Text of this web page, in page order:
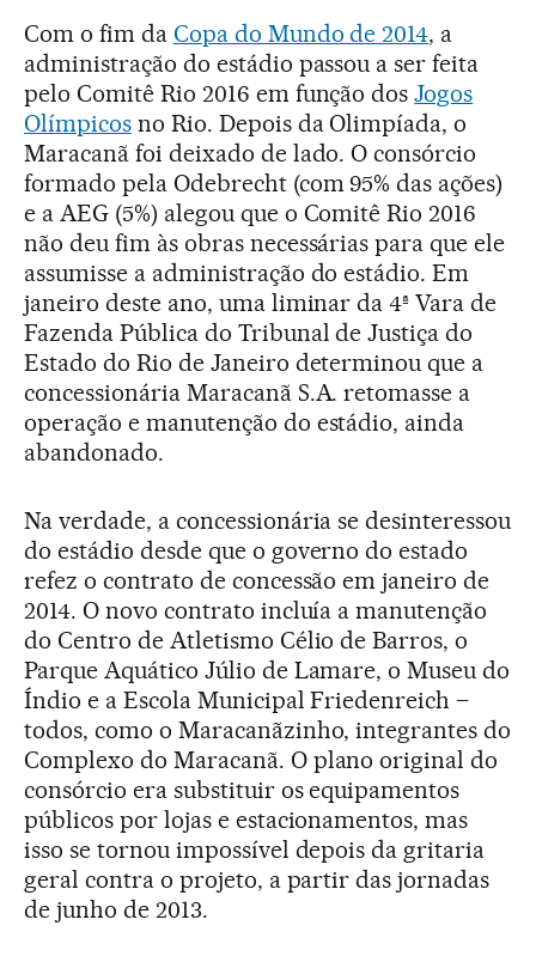
Com o fim da Copa do Mundo de 2014, a
administração do estádio passou a ser feita
pelo Comitê Rio 2016 em função dosJogos
Olímpicosno Rio. Depois da Olimpíada, o
Maracanã foi deixado de lado. O consórcio
formado pela Odebrecht (com 95% das ações)
e a AEG (5%) alegou que o Comitê Rio 2016
não deu fim às obras necessárias para que ele
assumisse a administração do estádio. Em
janeiro deste ano, uma liminar da 4ª Vara de
Fazenda Pública do Tribunal de Justiça do
Estado do Rio de Janeiro determinou que a
concessionária Maracanã S.A. retomasse a
operação e manutenção do estádio, ainda
abandonado.
Na verdade, a concessionária se desinteressou
do estádio desde que o governo do estado
refez o contrato de concessão em janeiro de
2014. O novo contrato incluía a manutenção
do Centro de Atletismo Célio de Barros, o
Parque Aquático Júlio de Lamare, o Museu do
Índio e a Escola Municipal Friedenreich –
todos, como o Maracanãzinho, integrantes do
Complexo do Maracanã. O plano original do
consórcio era substituir os equipamentos
públicos por lojas e estacionamentos, mas
isso se tornou impossível depois da gritaria
geral contra o projeto, a partir das jornadas
de junho de 2013.